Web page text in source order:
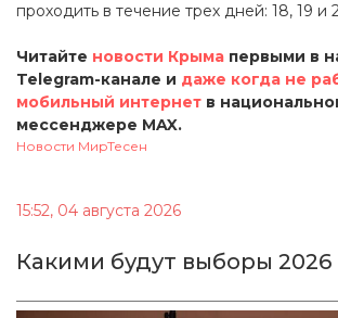
проходить в течение трех дней: 18, 19 и
Читайте новости Крыма первыми в
Telegram-канале и даже когда не
мобильный интернет в
мессенджере MAX.
Новости МирТесен
15:52, 04 августа 2026
Какими будут выборы